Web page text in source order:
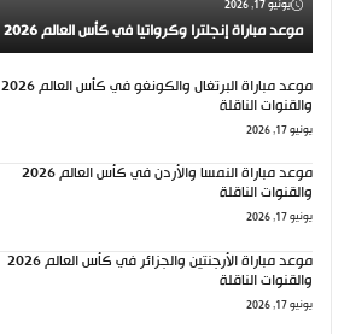
يونيو 17, 2026
موعد مباراة إنجلترا وكرواتيا في كأس العالم 2026 والقنوات الناقلة
موعد مباراة البرتغال والكونغو في كأس العالم 2026
والقنوات الناقلة
يونيو 17, 2026
موعد مباراة النمسا والأردن في كأس العالم 2026
والقنوات الناقلة
يونيو 17, 2026
موعد مباراة الأرجنتين والجزائر في كأس العالم 2026
والقنوات الناقلة
يونيو 17, 2026